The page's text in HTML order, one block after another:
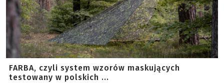
FARBA, czyli system wzorów maskujących
testowany w polskich ...